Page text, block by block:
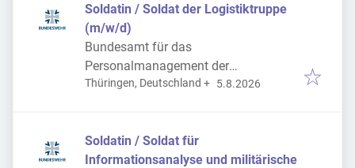
Soldatin / Soldat der Logistiktruppe
(m/w/d)
Bundesamt für das
Personalmanagement der
Bundeswehr
Thüringen, Deutschland + Veröffentlicht
5.8.2026
Soldatin / Soldat für
Informationsanalyse und militärische